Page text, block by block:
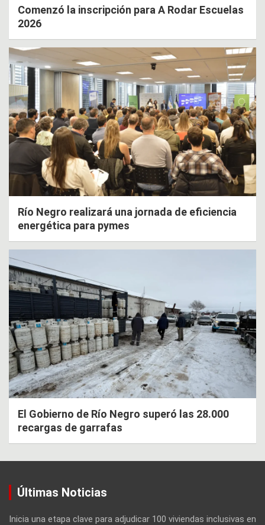
Comenzó la inscripción para A Rodar Escuelas
2026
Río Negro realizará una jornada de eficiencia
energética para pymes
El Gobierno de Río Negro superó las 28.000
recargas de garrafas
Últimas Noticias
Inicia una etapa clave para adjudicar 100 viviendas inclusivas en